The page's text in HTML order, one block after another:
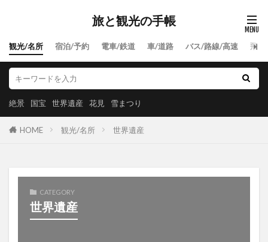
旅と観光の手帳
観光/名所 宿泊/予約 電車/鉄道 車/道路 バス/路線/高速 飛行
絶景 国宝 世界遺産 花見 雪まつり
HOME 観光/名所 世界遺産
CATEGORY
世界遺産